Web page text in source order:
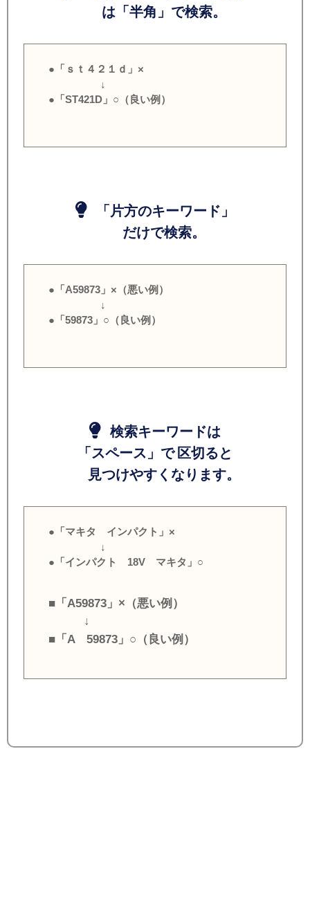
は「半角」で検索。
●「ｓｔ４２１ｄ」×
↓
●「ST421D」○（良い例）
「片方のキーワード」
だけで検索。
●「A59873」×（悪い例）
↓
●「59873」○（良い例）
検索キーワードは
「スペース」で 区切ると
見つけやすくなります。
●「マキタ インパクト」×
↓
●「インパクト 18V マキタ」○
■「A59873」×（悪い例）
↓
■「A 59873」○（良い例）